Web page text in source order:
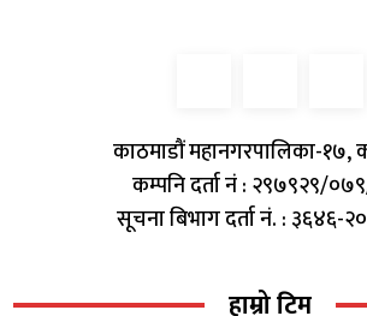
काठमाडौं महानगरपालिका-१७,
कम्पनि दर्ता नं : २९७९२९/
सूचना बिभाग दर्ता नं. : ३६४६-
हाम्रो टिम